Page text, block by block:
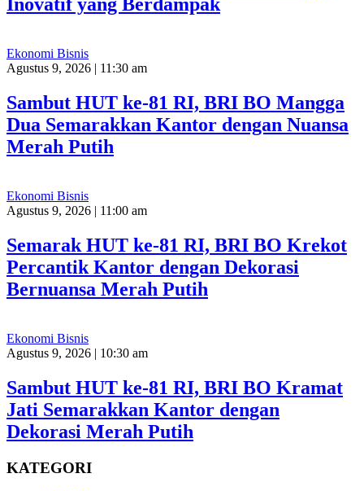
Inovatif yang Berdampak
Ekonomi Bisnis
Agustus 9, 2026 | 11:30 am
Sambut HUT ke-81 RI, BRI BO Mangga
Dua Semarakkan Kantor dengan Nuansa
Merah Putih
Ekonomi Bisnis
Agustus 9, 2026 | 11:00 am
Semarak HUT ke-81 RI, BRI BO Krekot
Percantik Kantor dengan Dekorasi
Bernuansa Merah Putih
Ekonomi Bisnis
Agustus 9, 2026 | 10:30 am
Sambut HUT ke-81 RI, BRI BO Kramat
Jati Semarakkan Kantor dengan
Dekorasi Merah Putih
KATEGORI